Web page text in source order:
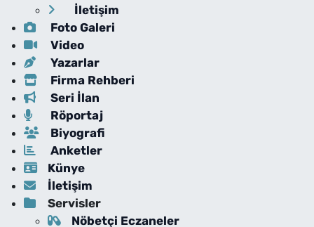
İletişim
Foto Galeri
Video
Yazarlar
Firma Rehberi
Seri İlan
Röportaj
Biyografi
Anketler
Künye
İletişim
Servisler
Nöbetçi Eczaneler